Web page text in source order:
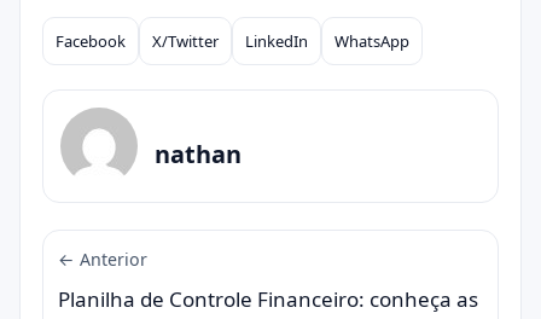
Compartilhar
Facebook X/Twitter LinkedIn WhatsApp
nathan
← Anterior
Planilha de Controle Financeiro: conheça as